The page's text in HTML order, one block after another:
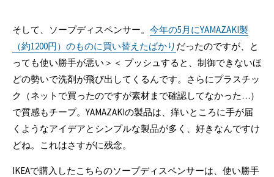
そして、ソープディスペンサー。 今年の5月にYAMAZAKI製
（約1200円）のものに買い替えたばかり だったのですが、と
っても使い勝手が悪い＞＜ プッシュすると、制御できないほ
どの勢いで洗剤が飛び出してくるんです。さらにプラスチッ
ク（ネットで買ったのですが素材まで確認してなかった…）
で質感もチープ。YAMAZAKIの製品は、痒いところに手が届
くようなアイデアとシンプルな製品が多く、好きなんですけ
どね。これはさすがに残念。
IKEAで購入したこちらのソープディスペンサーは、使い勝手